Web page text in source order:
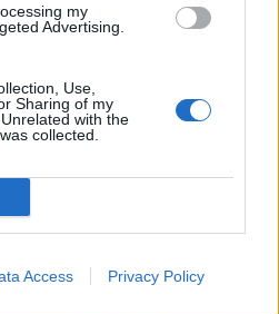
my
Advertising.
Use,
Sharing of my
with the
collected.
Access Privacy Policy
| PORTO | AGOSTO 2026